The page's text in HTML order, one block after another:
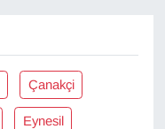
Çanakçi
Eynesil